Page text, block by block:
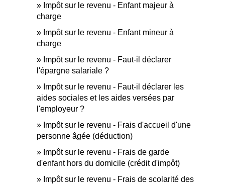
Impôt sur le revenu - Enfant majeur à
charge
Impôt sur le revenu - Enfant mineur à
charge
Impôt sur le revenu - Faut-il déclarer
l'épargne salariale ?
Impôt sur le revenu - Faut-il déclarer les
aides sociales et les aides versées par
l'employeur ?
Impôt sur le revenu - Frais d'accueil d'une
personne âgée (déduction)
Impôt sur le revenu - Frais de garde
d'enfant hors du domicile (crédit d'impôt)
Impôt sur le revenu - Frais de scolarité des